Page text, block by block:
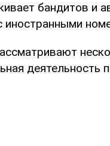
бандитов и
иностранными
деятельность